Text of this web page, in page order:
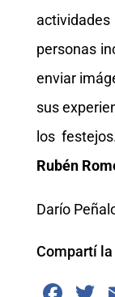
personas
enviar
sus
los
Rubén
Darío
Compartí